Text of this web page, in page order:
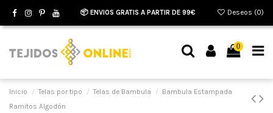
📦 ENVIOS GRATIS A PARTIR DE 99€ Deseos (0)
0
Inicio Telas por tipo Telas de Bambula
Bambula Estampada
Ramitos Algodón